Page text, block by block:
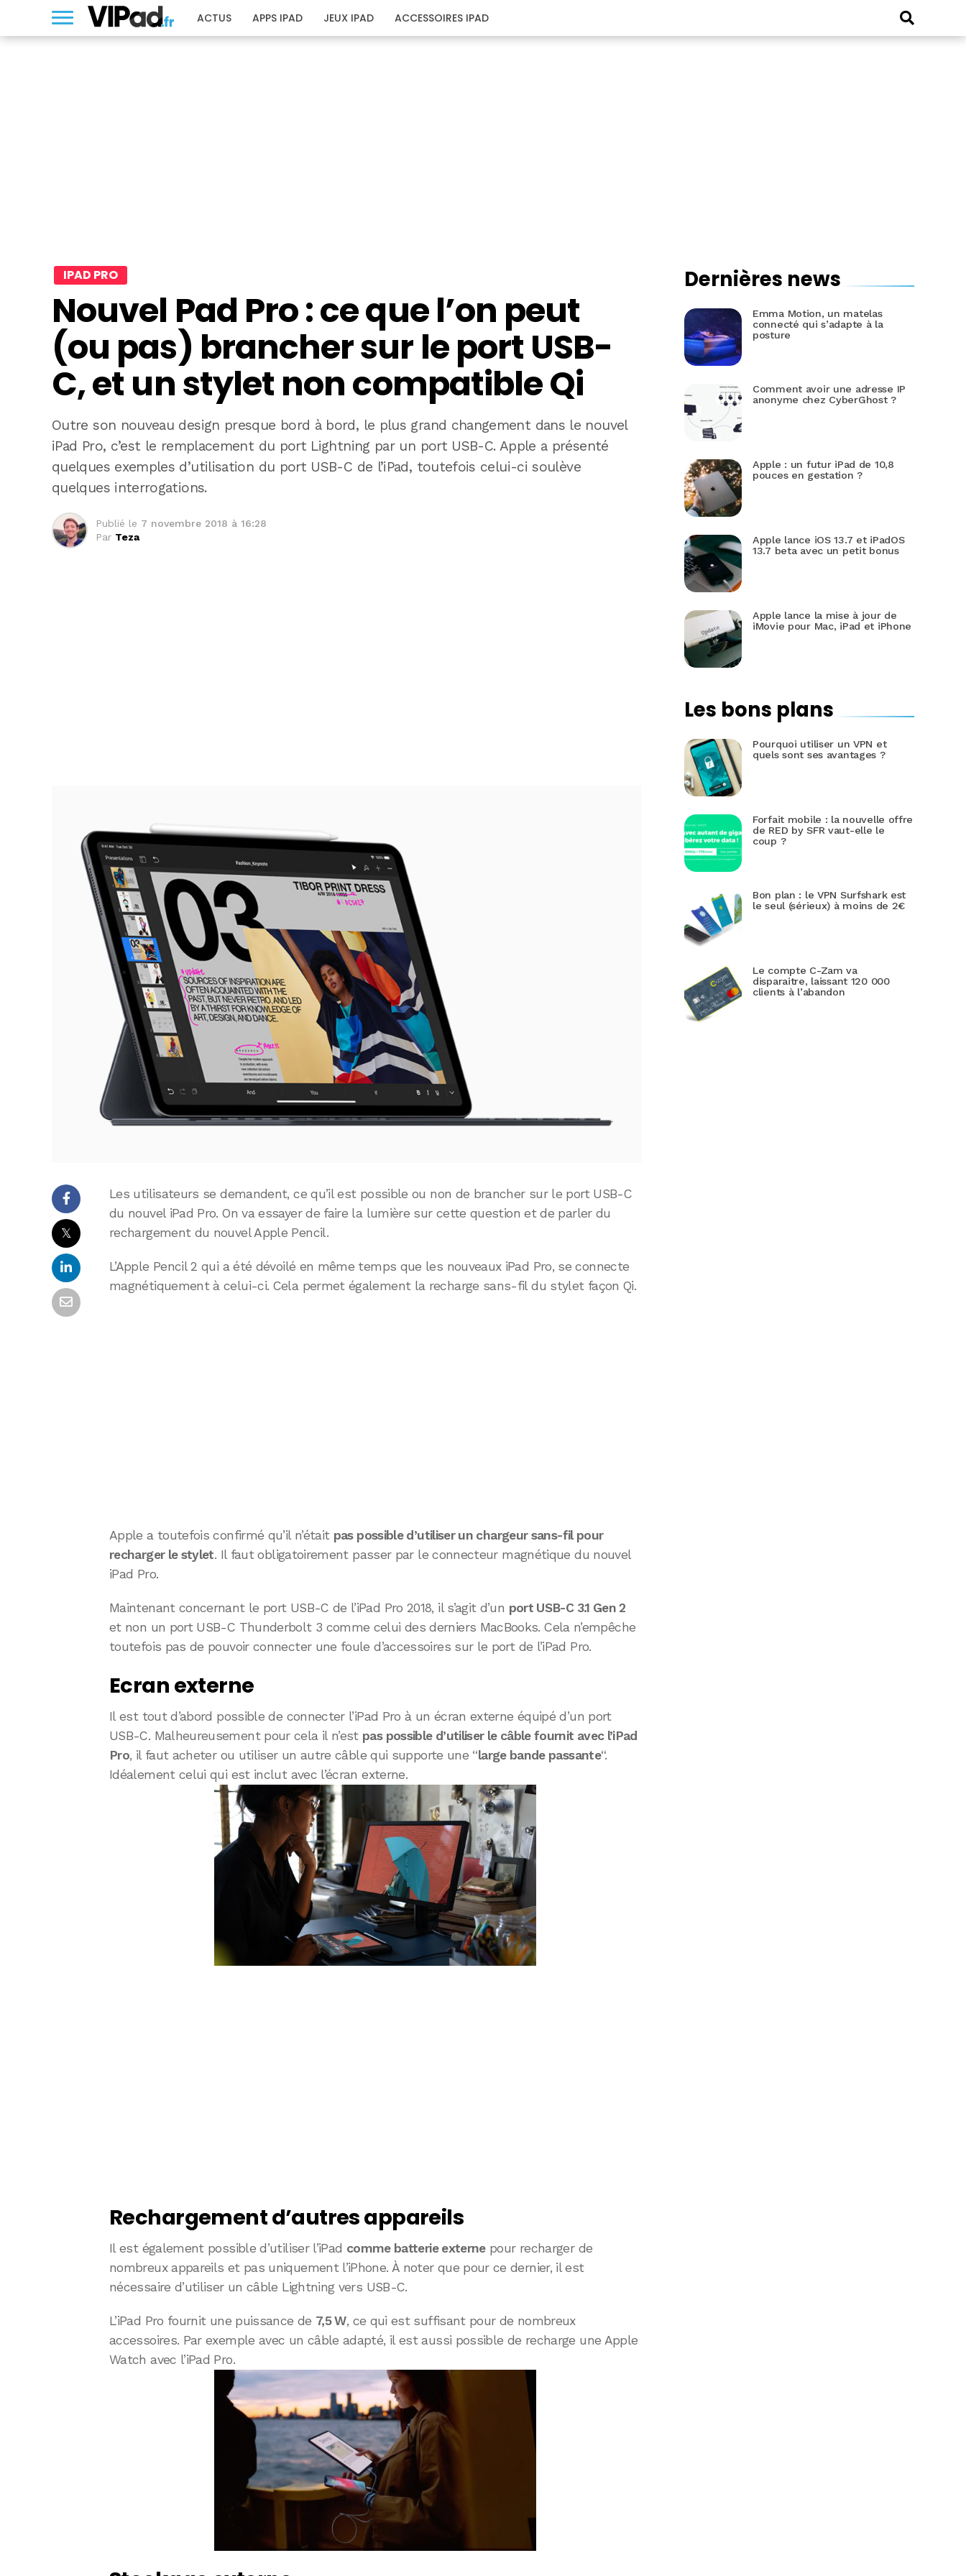
ACTUS APPS IPAD JEUX IPAD ACCESSOIRES IPAD
IPAD PRO
Nouvel Pad Pro : ce que l’on peut
(ou pas) brancher sur le port USB-
C, et un stylet non compatible Qi
Outre son nouveau design presque bord à bord, le plus grand changement dans le nouvel
iPad Pro, c’est le remplacement du port Lightning par un port USB-C. Apple a présenté
quelques exemples d’utilisation du port USB-C de l’iPad, toutefois celui-ci soulève
quelques interrogations.
Publié le 7 novembre 2018 à 16:28
Par Teza
𝕏
Les utilisateurs se demandent, ce qu’il est possible ou non de brancher sur le port USB-C
du nouvel iPad Pro. On va essayer de faire la lumière sur cette question et de parler du
rechargement du nouvel Apple Pencil.
L’Apple Pencil 2 qui a été dévoilé en même temps que les nouveaux iPad Pro, se connecte
magnétiquement à celui-ci. Cela permet également la recharge sans-fil du stylet façon Qi.
Apple a toutefois confirmé qu’il n’était pas possible d’utiliser un chargeur sans-fil pour
recharger le stylet. Il faut obligatoirement passer par le connecteur magnétique du nouvel
iPad Pro.
Maintenant concernant le port USB-C de l’iPad Pro 2018, il s’agit d’un port USB-C 3.1 Gen 2
et non un port USB-C Thunderbolt 3 comme celui des derniers MacBooks. Cela n’empêche
toutefois pas de pouvoir connecter une foule d’accessoires sur le port de l’iPad Pro.
Ecran externe
Il est tout d’abord possible de connecter l’iPad Pro à un écran externe équipé d’un port
USB-C. Malheureusement pour cela il n’est pas possible d’utiliser le câble fournit avec l’iPad
Pro, il faut acheter ou utiliser un autre câble qui supporte une “large bande passante“.
Idéalement celui qui est inclut avec l’écran externe.
Rechargement d’autres appareils
Il est également possible d’utiliser l’iPad comme batterie externepour recharger de
nombreux appareils et pas uniquement l’iPhone. À noter que pour ce dernier, il est
nécessaire d’utiliser un câble Lightning vers USB-C.
L’iPad Pro fournit une puissance de 7,5 W, ce qui est suffisant pour de nombreux
accessoires. Par exemple avec un câble adapté, il est aussi possible de recharge une Apple
Watch avec l’iPad Pro.
Dernières news
Emma Motion, un matelas
connecté qui s’adapte à la
posture
Comment avoir une adresse IP
anonyme chez CyberGhost ?
Apple : un futur iPad de 10,8
pouces en gestation ?
Apple lance iOS 13.7 et iPadOS
13.7 beta avec un petit bonus
Apple lance la mise à jour de
iMovie pour Mac, iPad et iPhone
Les bons plans
Pourquoi utiliser un VPN et
quels sont ses avantages ?
Forfait mobile : la nouvelle offre
de RED by SFR vaut-elle le
coup ?
Bon plan : le VPN Surfshark est
le seul (sérieux) à moins de 2€
Le compte C-Zam va
disparaitre, laissant 120 000
clients à l’abandon